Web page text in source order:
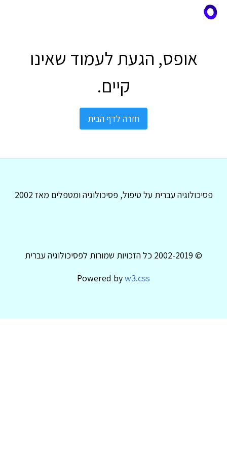
אופס, הגעת לעמוד שאינו
קיים.
חזרה לדף הבית
פסיכולוגיה עברית על טיפול, פסיכולוגיה ומטפלים מאז 2002
© 2002-2019 כל הזכויות שמורות לפסיכולוגיה עברית
Powered byw3.css